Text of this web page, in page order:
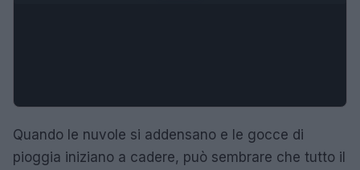
Quando le nuvole si addensano e le gocce di
pioggia iniziano a cadere, può sembrare che tutto il